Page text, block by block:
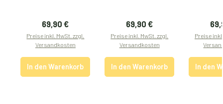
Regulärer Preis:
69,90 €
Preise inkl. MwSt. zzgl.
Versandkosten
In den Warenkorb
Regulärer Preis:
69,90 €
Preise inkl. MwSt. zzgl.
Versandkosten
In den Warenkorb
Preise
In den